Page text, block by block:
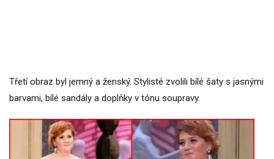
Třetí obraz byl jemný a ženský. Stylisté zvolili bílé šaty s jasnými
barvami, bílé sandály a doplňky v tónu soupravy.